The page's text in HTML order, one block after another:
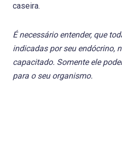
caseira.
É necessário entender, que
indicadas por seu endócrino,
capacitado. Somente ele
para o seu organismo.